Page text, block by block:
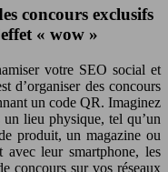
concours exclusifs
« wow »
votre SEO social et
d’organiser des concours
un code QR. Imaginez
lieu physique, tel qu’un
produit, un magazine ou
leur smartphone, les
concours sur vos réseaux